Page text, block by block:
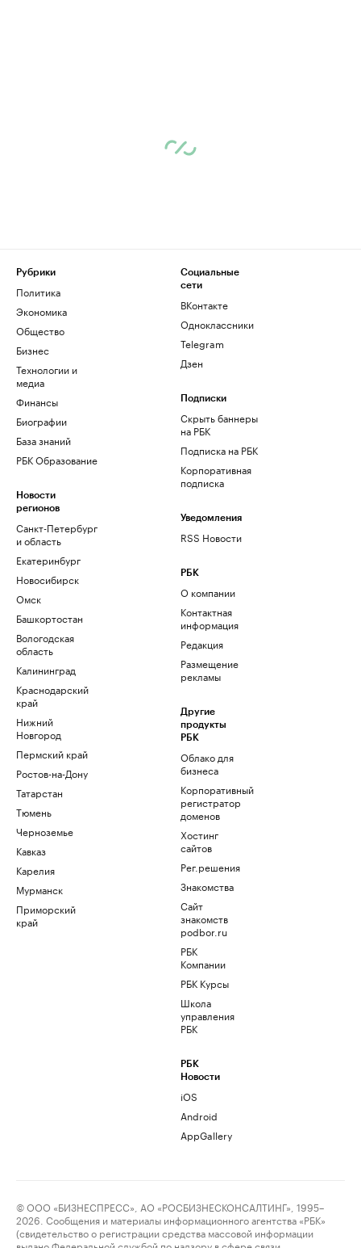
Рубрики
Политика
Экономика
Общество
Бизнес
Технологии и
медиа
Финансы
Биографии
База знаний
РБК Образование
Новости
регионов
Санкт-Петербург
и область
Екатеринбург
Новосибирск
Омск
Башкортостан
Вологодская
область
Калининград
Краснодарский
край
Нижний
Новгород
Пермский край
Ростов-на-Дону
Татарстан
Тюмень
Черноземье
Кавказ
Карелия
Мурманск
Приморский
край
Социальные
сети
ВКонтакте
Одноклассники
Telegram
Дзен
Подписки
Скрыть баннеры
на РБК
Подписка на РБК
Корпоративная
подписка
Уведомления
RSS Новости
РБК
О компании
Контактная
информация
Редакция
Размещение
рекламы
Другие
продукты
РБК
Облако для
бизнеса
Корпоративный
регистратор
доменов
Хостинг
сайтов
Рег.решения
Знакомства
Сайт
знакомств
podbor.ru
РБК
Компании
РБК Курсы
Школа
управления
РБК
РБК
Новости
iOS
Android
AppGallery
© ООО «БИЗНЕСПРЕСС», АО «РОСБИЗНЕСКОНСАЛТИНГ», 1995–
2026. Сообщения и материалы информационного агентства «РБК»
(свидетельство о регистрации средства массовой информации